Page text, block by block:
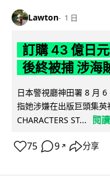
Lawton 1 日
訂購 43 億日
後終被捕 涉海
日本警視廳神田署 8 月
指她涉嫌在出版巨頭集英
CHARACTERS ST...
閱
75 9 ↗ 分享